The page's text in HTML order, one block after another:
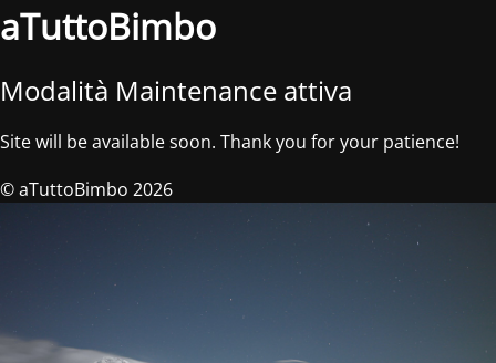
aTuttoBimbo
Modalità Maintenance attiva
Site will be available soon. Thank you for your patience!
© aTuttoBimbo 2026